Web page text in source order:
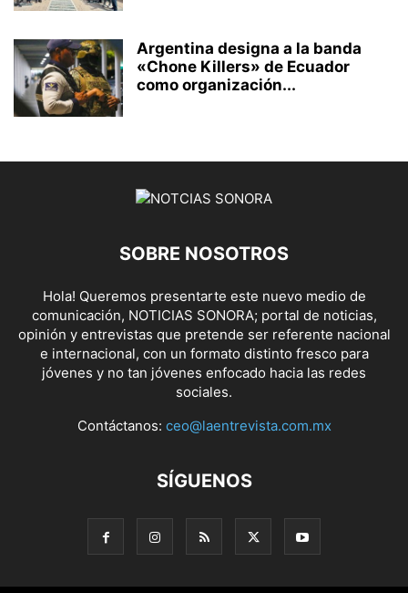
Argentina designa a la banda
«Chone Killers» de Ecuador
como organización...
SOBRE NOSOTROS
Hola! Queremos presentarte este nuevo medio de
comunicación, NOTICIAS SONORA; portal de noticias,
opinión y entrevistas que pretende ser referente nacional
e internacional, con un formato distinto fresco para
jóvenes y no tan jóvenes enfocado hacia las redes
sociales.
Contáctanos: ceo@laentrevista.com.mx
SÍGUENOS